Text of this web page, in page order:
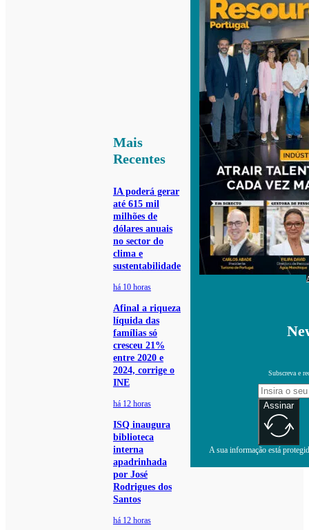
Mais
Recentes
IA poderá gerar
até 615 mil
milhões de
dólares anuais
no sector do
clima e
sustentabilidade
há 10 horas
Afinal a riqueza
líquida das
famílias só
cresceu 21%
entre 2020 e
2024, corrige o
INE
há 12 horas
ISQ inaugura
biblioteca
interna
apadrinhada
por José
Rodrigues dos
Santos
há 12 horas
Subscreva e
Assinar
A sua informação está